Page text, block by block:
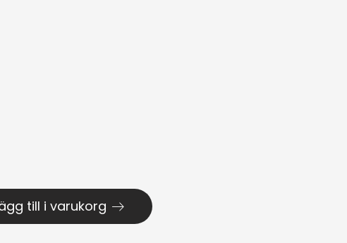
till i varukorg